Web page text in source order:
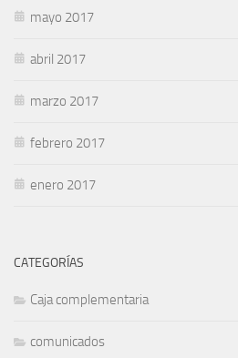
mayo 2017
abril 2017
marzo 2017
febrero 2017
enero 2017
CATEGORÍAS
Caja complementaria
comunicados